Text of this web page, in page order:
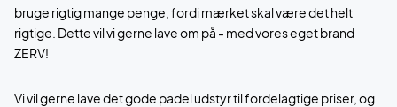
bruge rigtig mange penge, fordi mærket skal være det helt
rigtige. Dette vil vi gerne lave om på - med vores eget brand
ZERV!
Vi vil gerne lave det gode padel udstyr til fordelagtige priser, og